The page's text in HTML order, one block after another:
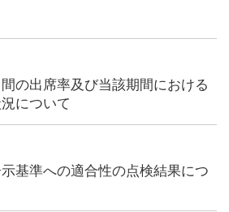
の出席率及び当該期間における
について
基準への適合性の点検結果につ